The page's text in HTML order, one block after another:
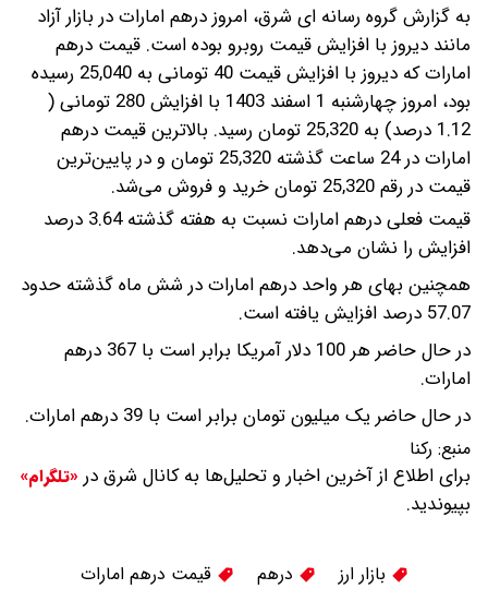
به گزارش گروه رسانه ای شرق، امروز درهم امارات در بازار آزاد
مانند دیروز با افزایش قیمت روبرو بوده است. قیمت درهم
امارات که دیروز با افزایش قیمت 40 تومانی به 25,040 رسیده
بود، امروز چهارشنبه 1 اسفند 1403 با افزایش 280 تومانی (
1.12 درصد) به 25,320 تومان رسید.
بالاترین قیمت درهم
امارات در 24 ساعت گذشته 25,320 تومان و در پایین‌ترین
قیمت در رقم 25,320 تومان خرید و فروش می‌شد.
قیمت فعلی درهم امارات نسبت به هفته گذشته 3.64 درصد
افزایش را نشان می‌دهد.
همچنین بهای هر واحد درهم امارات در شش ماه گذشته حدود
57.07 درصد افزایش یافته است.
در حال حاضر هر 100 دلار آمریکا برابر است با 367 درهم
امارات.
در حال حاضر یک میلیون تومان برابر است با 39 درهم امارات.
منبع: رکنا
برای اطلاع از آخرین اخبار و تحلیل‌ها به کانال شرق در «تلگرام»
بپیوندید.
بازار ارز درهم قیمت درهم امارات